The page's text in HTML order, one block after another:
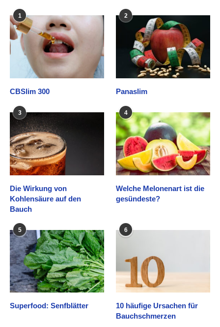
1
CBSlim 300
2
Panaslim
3
Die Wirkung von
Kohlensäure auf den
Bauch
4
Welche Melonenart ist die
gesündeste?
5
Superfood: Senfblätter
6
10 häufige Ursachen für
Bauchschmerzen